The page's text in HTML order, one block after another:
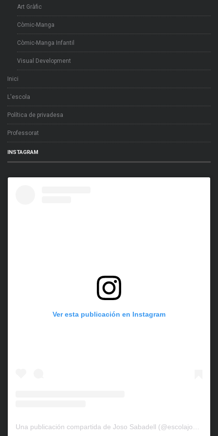
Art Gràfic
Còmic-Manga
Còmic-Manga Infantil
Visual Development
Inici
L'escola
Política de privadesa
Professorat
INSTAGRAM
Ver esta publicación en Instagram